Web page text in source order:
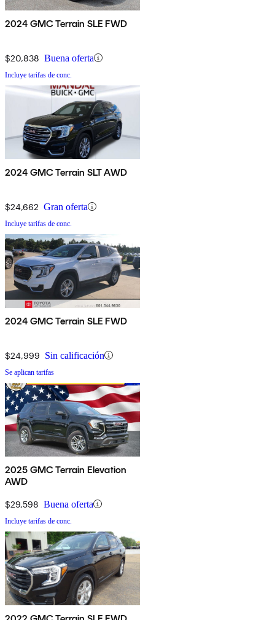
2024 GMC Terrain SLE FWD
$20,838 Buena oferta
Incluye tarifas de conc.
2024 GMC Terrain SLT AWD
$24,662 Gran oferta
Incluye tarifas de conc.
2024 GMC Terrain SLE FWD
$24,999 Sin calificación
Se aplican tarifas
2025 GMC Terrain Elevation
AWD
$29,598 Buena oferta
Incluye tarifas de conc.